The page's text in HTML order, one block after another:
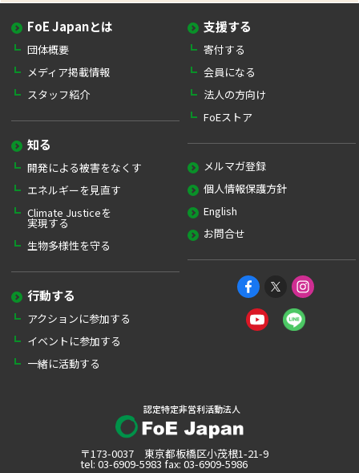
FoE Japanとは
団体概要
メディア掲載情報
スタッフ紹介
知る
開発による被害をなくす
エネルギーを見直す
Climate Justiceを
実現する
生物多様性を守る
行動する
アクションに参加する
イベントに参加する
一緒に活動する
支援する
寄付する
会員になる
法人の方向け
FoEストア
メルマガ登録
個人情報保護方針
English
お問合せ
認定特定非営利活動法人
〒173-0037 東京都板橋区小茂根1-21-9
tel: 03-6909-5983 fax: 03-6909-5986